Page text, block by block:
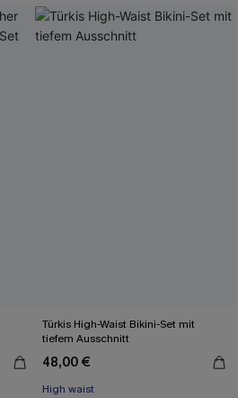
Türkis High-Waist Bikini-Set mit
tiefem Ausschnitt
48,00 €
High waist